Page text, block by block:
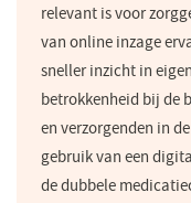
relevant is voor
van online inzage
sneller inzicht in
betrokkenheid bij de
en verzorgenden in
gebruik van een
de dubbele